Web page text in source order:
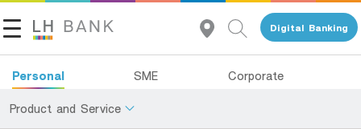
Digital Banking
Personal SME Corporate
Product and Service